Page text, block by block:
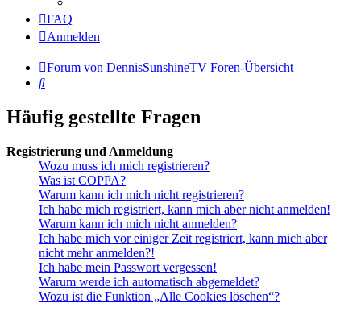
FAQ
Anmelden
Forum von DennisSunshineTV Foren-Übersicht
Suche
Häufig gestellte Fragen
Registrierung und Anmeldung
Wozu muss ich mich registrieren?
Was ist COPPA?
Warum kann ich mich nicht registrieren?
Ich habe mich registriert, kann mich aber nicht anmelden!
Warum kann ich mich nicht anmelden?
Ich habe mich vor einiger Zeit registriert, kann mich aber
nicht mehr anmelden?!
Ich habe mein Passwort vergessen!
Warum werde ich automatisch abgemeldet?
Wozu ist die Funktion „Alle Cookies löschen“?